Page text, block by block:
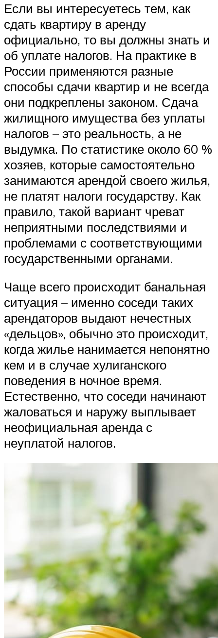
Если вы интересуетесь тем, как
сдать квартиру в аренду
официально, то вы должны знать и
об уплате налогов. На практике в
России применяются разные
способы сдачи квартир и не всегда
они подкреплены законом. Сдача
жилищного имущества без уплаты
налогов – это реальность, а не
выдумка. По статистике около 60 %
хозяев, которые самостоятельно
занимаются арендой своего жилья,
не платят налоги государству. Как
правило, такой вариант чреват
неприятными последствиями и
проблемами с соответствующими
государственными органами.
Чаще всего происходит банальная
ситуация – именно соседи таких
арендаторов выдают нечестных
«дельцов», обычно это происходит,
когда жилье нанимается непонятно
кем и в случае хулиганского
поведения в ночное время.
Естественно, что соседи начинают
жаловаться и наружу выплывает
неофициальная аренда с
неуплатой налогов.